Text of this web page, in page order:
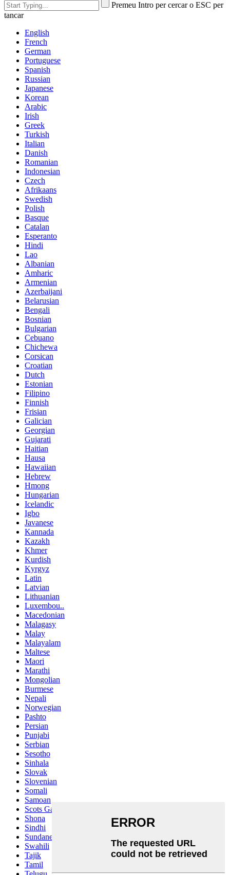
Premeu Intro per cercar o ESC per
tancar
English
French
German
Portuguese
Spanish
Russian
Japanese
Korean
Arabic
Irish
Greek
Turkish
Italian
Danish
Romanian
Indonesian
Czech
Afrikaans
Swedish
Polish
Basque
Catalan
Esperanto
Hindi
Lao
Albanian
Amharic
Armenian
Azerbaijani
Belarusian
Bengali
Bosnian
Bulgarian
Cebuano
Chichewa
Corsican
Croatian
Dutch
Estonian
Filipino
Finnish
Frisian
Galician
Georgian
Gujarati
Haitian
Hausa
Hawaiian
Hebrew
Hmong
Hungarian
Icelandic
Igbo
Javanese
Kannada
Kazakh
Khmer
Kurdish
Kyrgyz
Latin
Latvian
Lithuanian
Luxembou..
Macedonian
Malagasy
Malay
Malayalam
Maltese
Maori
Marathi
Mongolian
Burmese
Nepali
Norwegian
Pashto
Persian
Punjabi
Serbian
Sesotho
Sinhala
Slovak
Slovenian
Somali
Samoan
Scots Gaelic
Shona
Sindhi
Sundanese
Swahili
Tajik
Tamil